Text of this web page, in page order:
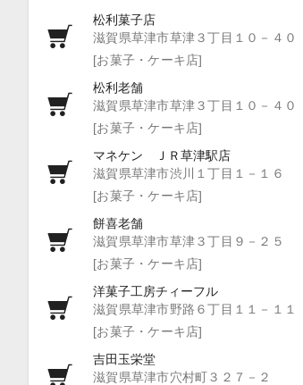
松利菓子店
滋賀県草津市草津３丁目１０－４０
[お菓子・ケーキ店]
松利老舗
滋賀県草津市草津３丁目１０－４０
[お菓子・ケーキ店]
マネケン ＪＲ草津駅店
滋賀県草津市渋川１丁目１－１６
[お菓子・ケーキ店]
餅喜老舗
滋賀県草津市草津３丁目９－２５
[お菓子・ケーキ店]
洋菓子工房チィーフル
滋賀県草津市野路６丁目１１－１１
[お菓子・ケーキ店]
吉田玉栄堂
滋賀県草津市穴村町３２７－２